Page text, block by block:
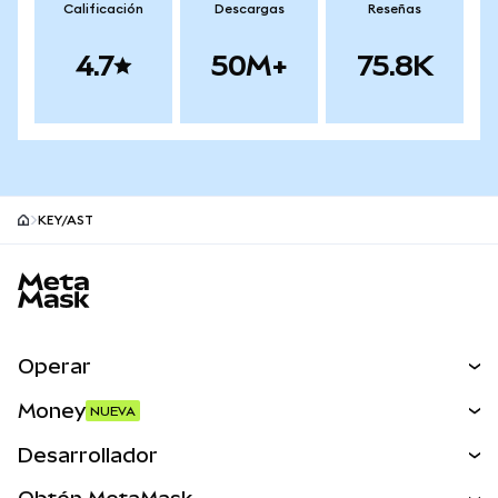
Calificación
4.7
Descargas
50M+
Reseñas
75.8K
KEY/AST
Operar
Money NUEVA
Desarrollador